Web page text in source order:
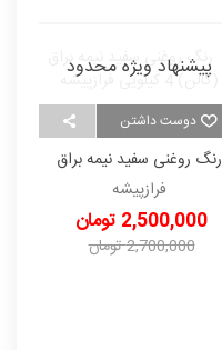
دوست داشتن
پیشنهاد ویژه محدود
رنگ روغنی سفید نیمه براق
فرازپیشه
2,500,000 تومان
2,700,000 تومان